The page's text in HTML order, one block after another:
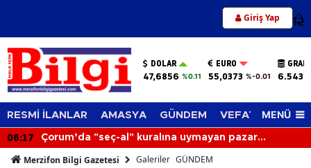
Giriş Yap 12
DOLAR
47,6856 %0.11
EURO
55,0373 %-0.01
RESMİ İLANLAR AMASYA GÜNDEM VEFAT EDENLER
MENÜ
uymayan pazar
05:38
Sağanak Düğünü
Merzifon Bilgi Gazetesi Galeriler GÜNDEM